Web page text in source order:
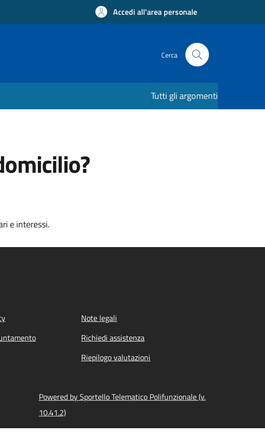
Accedi all'area personale
Cerca
Tutti gli argomenti
e interessi.
Note legali
Richiedi assistenza
Riepilogo valutazioni
Powered by Sportello Telematico Polifunzionale (v.
10.41.2)